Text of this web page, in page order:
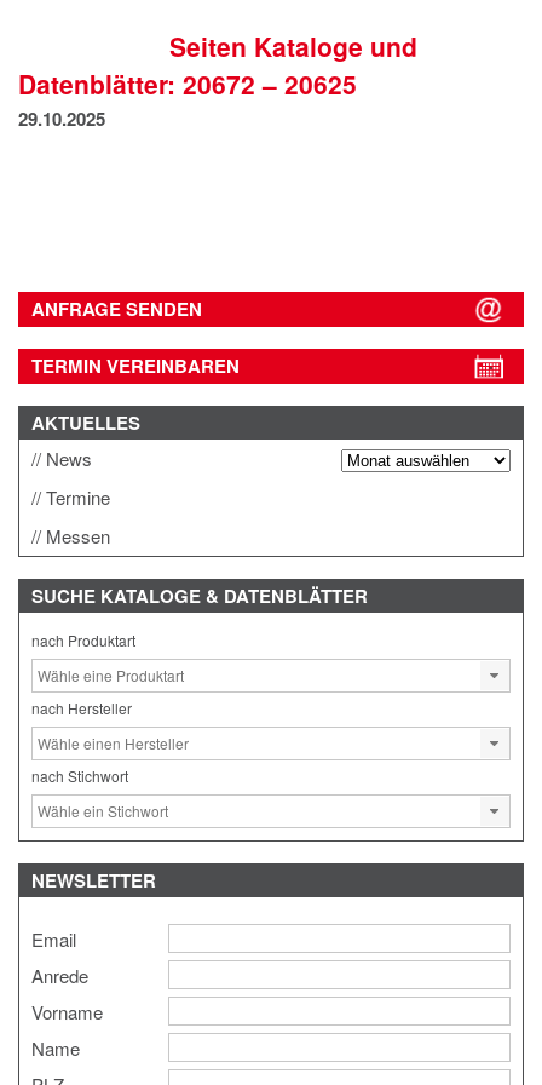
DATENSCHUTZSeiten Kataloge und
Datenblätter: 20672 – 20625
29.10.2025
ANFRAGE SENDEN
TERMIN VEREINBAREN
AKTUELLES
News
Termine
Messen
SUCHE KATALOGE & DATENBLÄTTER
nach Produktart
nach Hersteller
nach Stichwort
NEWSLETTER
Email
Anrede
Vorname
Name